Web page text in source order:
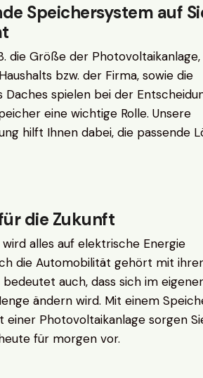
Speichersystem auf
die Größe der
bzw. der Firma, sowie die
Daches spielen bei der
eine wichtige Rolle. Unsere
hilft Ihnen dabei, die passende
die Zukunft
alles auf elektrische Energie
die Automobilität gehört mit
bedeutet auch, dass sich im
ändern wird. Mit einem
einer Photovoltaikanlage sorgen
für morgen vor.